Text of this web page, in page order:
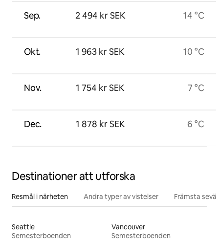
Sep.
Okt.
Nov.
Dec.
2 494 kr SEK
1 963 kr SEK
1 754 kr SEK
1 878 kr SEK
14 °C
10 °C
7 °C
6 °C
Destinationer att utforska
Resmål i närheten Andra typer av vistelser Främsta
Seattle
Semesterboenden
Vancouver
Semesterboenden